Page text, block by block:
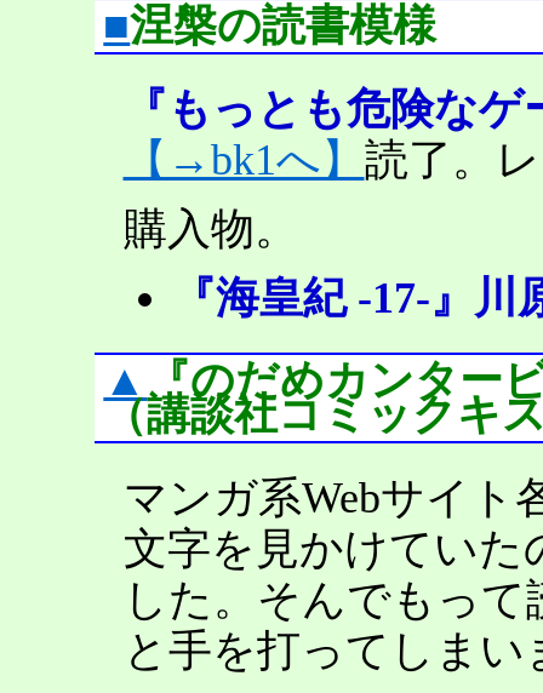
■涅槃の読書模様
『もっとも危険な
【→bk1へ】 読了。
購入物。
『海皇紀 -17-』川
▲ 『のだめカンター
（講談社コミックキ
マンガ系Webサイト
文字を見かけてい
した。そんでもっ
と手を打ってしま